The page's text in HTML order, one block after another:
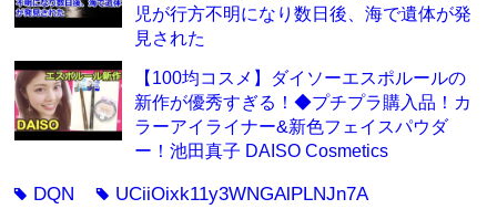
児が行方不明になり数日後、海で遺体が発
見された
【100均コスメ】ダイソーエスポルールの
新作が優秀すぎる！◆プチプラ購入品！カ
ラーアイライナー&新色フェイスパウダ
ー！池田真子 DAISO Cosmetics
tag DQN tag UCiiOixk11y3WNGAlPLNJn7A